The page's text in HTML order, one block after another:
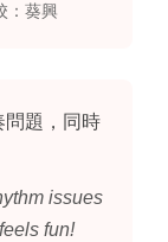
：葵興
問題，同時
issues
fun!